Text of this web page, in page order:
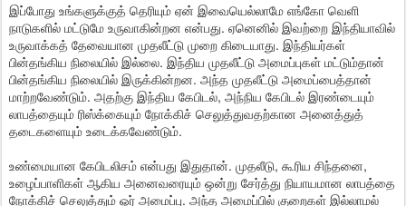
இப்போது உங்களுக்குத் தெரியும் ஏன் இவையெல்லாமே எங்கோ வெளி
நாடுகளில் மட்டுமே உருவாகின்றன என்பது. ஏனெனில் இவற்றை இந்தியாவில்
உருவாக்கத் தேவையான முதலீட்டு முறை கிடையாது. இந்தியர்கள்
பின்தங்கிய நிலையில் இல்லை. இந்திய முதலீட்டு அமைப்புகள் மட்டும்தான்
பின்தங்கிய நிலையில் இருக்கின்றன. அந்த முதலீட்டு அமைப்பைத்தான்
மாற்றவேண்டும். அதற்கு இந்திய கேபிடல், அந்நிய கேபிடல் இரண்டையும்
லாபத்தையும் ரிஸ்க்கையும் நோக்கிச் செலுத்துவதற்கான அனைத்துத்
தடைகளையும் உடைக்கவேண்டும்.
உண்மையான கேபிடலிசம் என்பது இதுதான். முதலீடு, கூரிய சிந்தனை,
உழைப்பாளிகள் ஆகிய அனைவரையும் ஒன்று சேர்த்து நியாயமான லாபத்தை
நோக்கிச் செலுத்தும் ஓர் அமைப்பு. அந்த அமைப்பில் குறைகள் இல்லாமல்